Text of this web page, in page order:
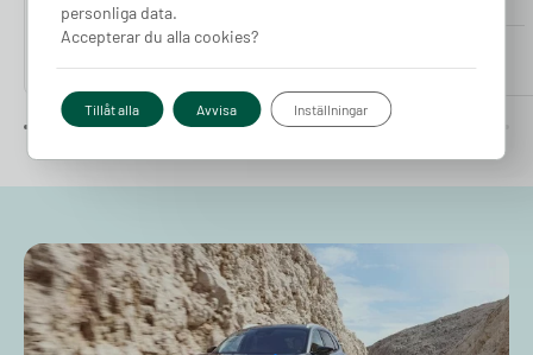
Pris från
2 380kr 2 980kr
personliga data.
Accepterar du alla cookies?
Tillåt alla Avvisa Inställningar